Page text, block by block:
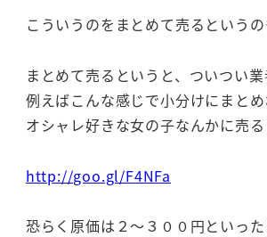
こういうのをまとめて売るという
まとめて売るというと、ついつい
例えばこんな感じで小分けにまと
オシャレ好きな女の子なんかに売る
http://goo.gl/F4NFa
恐らく原価は２～３００円といった